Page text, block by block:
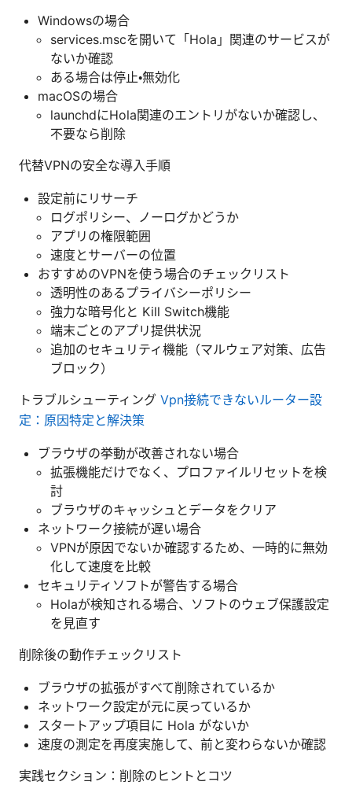
Windowsの場合
services.mscを開いて「Hola」関連のサービスが
ないか確認
ある場合は停止・無効化
macOSの場合
launchdにHola関連のエントリがないか確認し、
不要なら削除
代替VPNの安全な導入手順
設定前にリサーチ
ログポリシー、ノーログかどうか
アプリの権限範囲
速度とサーバーの位置
おすすめのVPNを使う場合のチェックリスト
透明性のあるプライバシーポリシー
強力な暗号化と Kill Switch機能
端末ごとのアプリ提供状況
追加のセキュリティ機能（マルウェア対策、広告
ブロック）
トラブルシューティング Vpn接続できないルーター設
定：原因特定と解決策
ブラウザの挙動が改善されない場合
拡張機能だけでなく、プロファイルリセットを検
討
ブラウザのキャッシュとデータをクリア
ネットワーク接続が遅い場合
VPNが原因でないか確認するため、一時的に無効
化して速度を比較
セキュリティソフトが警告する場合
Holaが検知される場合、ソフトのウェブ保護設定
を見直す
削除後の動作チェックリスト
ブラウザの拡張がすべて削除されているか
ネットワーク設定が元に戻っているか
スタートアップ項目に Hola がないか
速度の測定を再度実施して、前と変わらないか確認
実践セクション：削除のヒントとコツ